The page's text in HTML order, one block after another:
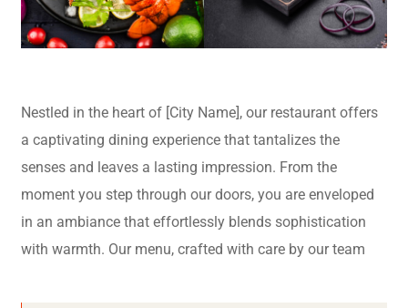
Nestled in the heart of [City Name], our restaurant offers
a captivating dining experience that tantalizes the
senses and leaves a lasting impression. From the
moment you step through our doors, you are enveloped
in an ambiance that effortlessly blends sophistication
with warmth. Our menu, crafted with care by our team